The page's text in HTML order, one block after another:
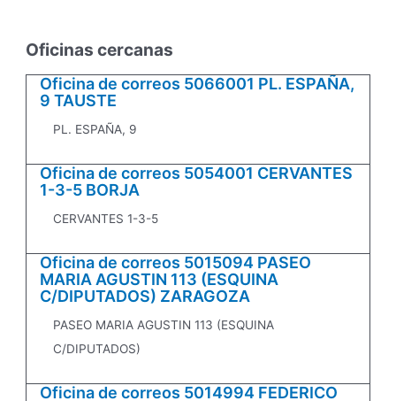
Oficinas cercanas
Oficina de correos 5066001 PL. ESPAÑA,
9 TAUSTE
PL. ESPAÑA, 9
Oficina de correos 5054001 CERVANTES
1-3-5 BORJA
CERVANTES 1-3-5
Oficina de correos 5015094 PASEO
MARIA AGUSTIN 113 (ESQUINA
C/DIPUTADOS) ZARAGOZA
PASEO MARIA AGUSTIN 113 (ESQUINA
C/DIPUTADOS)
Oficina de correos 5014994 FEDERICO